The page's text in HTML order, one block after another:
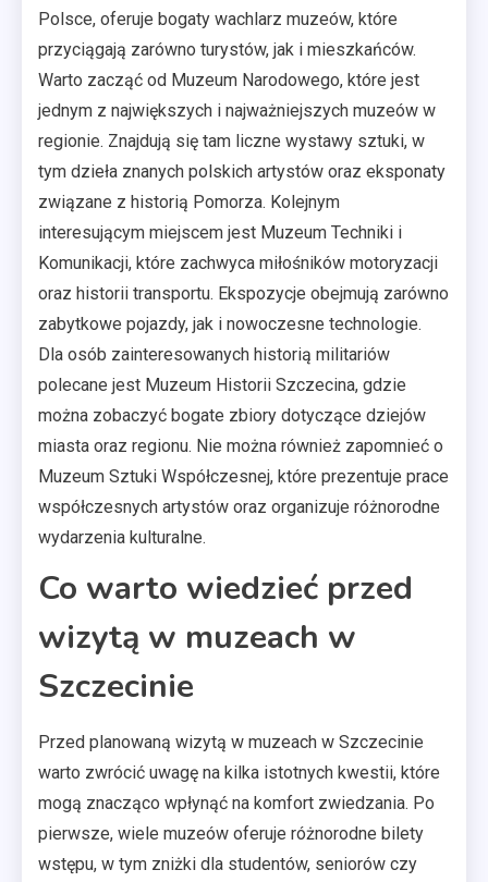
Polsce, oferuje bogaty wachlarz muzeów, które
przyciągają zarówno turystów, jak i mieszkańców.
Warto zacząć od Muzeum Narodowego, które jest
jednym z największych i najważniejszych muzeów w
regionie. Znajdują się tam liczne wystawy sztuki, w
tym dzieła znanych polskich artystów oraz eksponaty
związane z historią Pomorza. Kolejnym
interesującym miejscem jest Muzeum Techniki i
Komunikacji, które zachwyca miłośników motoryzacji
oraz historii transportu. Ekspozycje obejmują zarówno
zabytkowe pojazdy, jak i nowoczesne technologie.
Dla osób zainteresowanych historią militariów
polecane jest Muzeum Historii Szczecina, gdzie
można zobaczyć bogate zbiory dotyczące dziejów
miasta oraz regionu. Nie można również zapomnieć o
Muzeum Sztuki Współczesnej, które prezentuje prace
współczesnych artystów oraz organizuje różnorodne
wydarzenia kulturalne.
Co warto wiedzieć przed
wizytą w muzeach w
Szczecinie
Przed planowaną wizytą w muzeach w Szczecinie
warto zwrócić uwagę na kilka istotnych kwestii, które
mogą znacząco wpłynąć na komfort zwiedzania. Po
pierwsze, wiele muzeów oferuje różnorodne bilety
wstępu, w tym zniżki dla studentów, seniorów czy